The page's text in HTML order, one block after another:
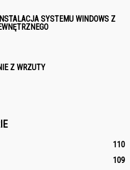
SYSTEMU WINDOWS Z
Z WRZUTY
110
109